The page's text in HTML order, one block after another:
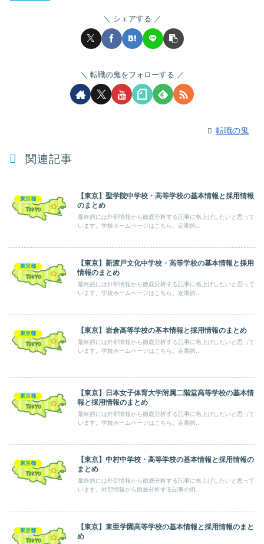
シェアする
転職の鬼をフォローする
転職の鬼
関連記事
東京都
【東京】聖学院中学校・高等学校の基本情報と採用情報
のまとめ
最終的には外部情報から徹底分析する記事に格上げしたいと思って
います。学校ホームページはこちら。定期的...
東京都
【東京】新渡戸文化中学校・高等学校の基本情報と採用
情報のまとめ
最終的には外部情報から徹底分析する記事に格上げしたいと思って
います。学校ホームページはこちら。定期的...
東京都 【東京】岩倉高等学校の基本情報と採用情報のまとめ
最終的には外部情報から徹底分析する記事に格上げしたいと思って
います。学校ホームページはこちら。定期的...
東京都
【東京】日本女子体育大学附属二階堂高等学校の基本情
報と採用情報のまとめ
最終的には外部情報から徹底分析する記事に格上げしたいと思って
います。学校ホームページはこちら。定期的...
東京都
【東京】中村中学校・高等学校の基本情報と採用情報の
まとめ
最終的には外部情報から徹底分析する記事に格上げしたいと思って
います。外部情報から徹底分析する記事の例...
東京都
【東京】東亜学園高等学校の基本情報と採用情報のまと
め